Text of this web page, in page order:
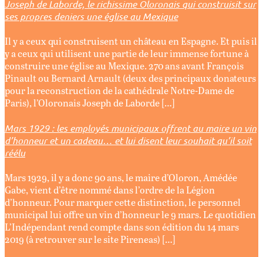
Joseph de Laborde, le richissime Oloronais qui construisit sur
ses propres deniers une église au Mexique
Il y a ceux qui construisent un château en Espagne. Et puis il
y a ceux qui utilisent une partie de leur immense fortune à
construire une église au Mexique. 270 ans avant François
Pinault ou Bernard Arnault (deux des principaux donateurs
pour la reconstruction de la cathédrale Notre-Dame de
Paris), l’Oloronais Joseph de Laborde […]
Mars 1929 : les employés municipaux offrent au maire un vin
d’honneur et un cadeau… et lui disent leur souhait qu’il soit
réélu
Mars 1929, il y a donc 90 ans, le maire d’Oloron, Amédée
Gabe, vient d’être nommé dans l’ordre de la Légion
d’honneur. Pour marquer cette distinction, le personnel
municipal lui offre un vin d’honneur le 9 mars. Le quotidien
L’Indépendant rend compte dans son édition du 14 mars
2019 (à retrouver sur le site Pireneas) […]